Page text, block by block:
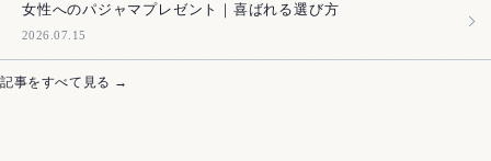
女性へのパジャマプレゼント｜喜ばれる選び方
2026.07.15
記事をすべて見る →